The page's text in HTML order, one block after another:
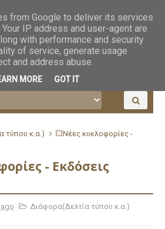
τύπου κ.α.)
💥Νέες κυκλοφορίες -
- Εκδόσεις
Διάφορα(Δελτία τύπου κ.α.)
from Google to deliver its services
IP address and user-agent are
with performance and security
of service, generate usage
and address abuse.
MORE GOT IT